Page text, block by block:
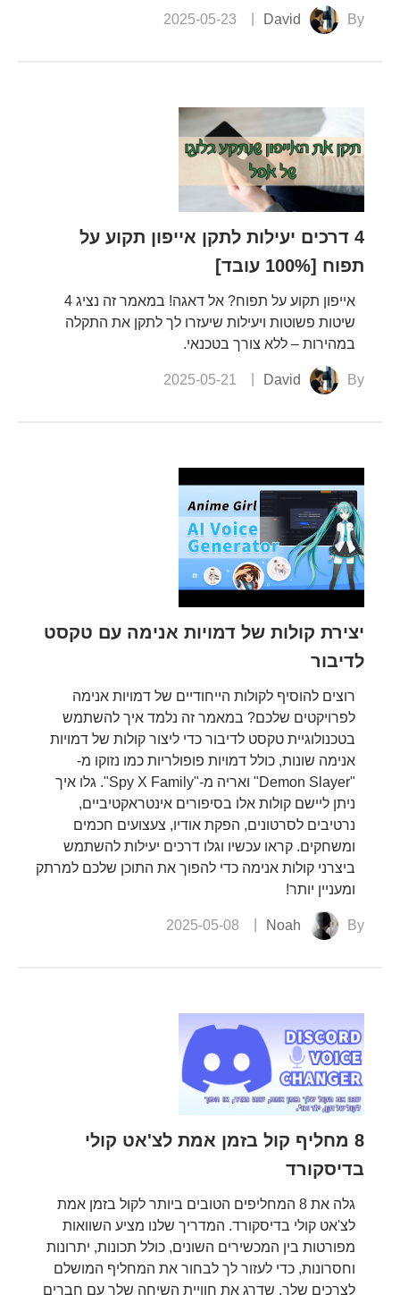
By
David
2025-05-23
4 דרכים יעילות לתקן אייפון תקוע על
תפוח [100% עובד]
אייפון תקוע על תפוח? אל דאגה! במאמר זה נציג 4
שיטות פשוטות ויעילות שיעזרו לך לתקן את התקלה
במהירות – ללא צורך בטכנאי.
By
David
2025-05-21
יצירת קולות של דמויות אנימה עם טקסט
לדיבור
רוצים להוסיף לקולות הייחודיים של דמויות אנימה
לפרויקטים שלכם? במאמר זה נלמד איך להשתמש
בטכנולוגיית טקסט לדיבור כדי ליצור קולות של דמויות
אנימה שונות, כולל דמויות פופולריות כמו נזוקו מ-
"Demon Slayer" ואריה מ-"Spy X Family". גלו איך
ניתן ליישם קולות אלו בסיפורים אינטראקטיביים,
נרטיבים לסרטונים, הפקת אודיו, צעצועים חכמים
ומשחקים. קראו עכשיו וגלו דרכים יעילות להשתמש
ביצרני קולות אנימה כדי להפוך את התוכן שלכם למרתק
ומעניין יותר!
By
Noah
2025-05-08
8 מחליף קול בזמן אמת לצ'אט קולי
בדיסקורד
גלה את 8 המחליפים הטובים ביותר לקול בזמן אמת
לצ'אט קולי בדיסקורד. המדריך שלנו מציע השוואות
מפורטות בין המכשירים השונים, כולל תכונות, יתרונות
וחסרונות, כדי לעזור לך לבחור את המחליף המושלם
לצרכים שלך. שדרג את חוויית השיחה שלך עם חברים